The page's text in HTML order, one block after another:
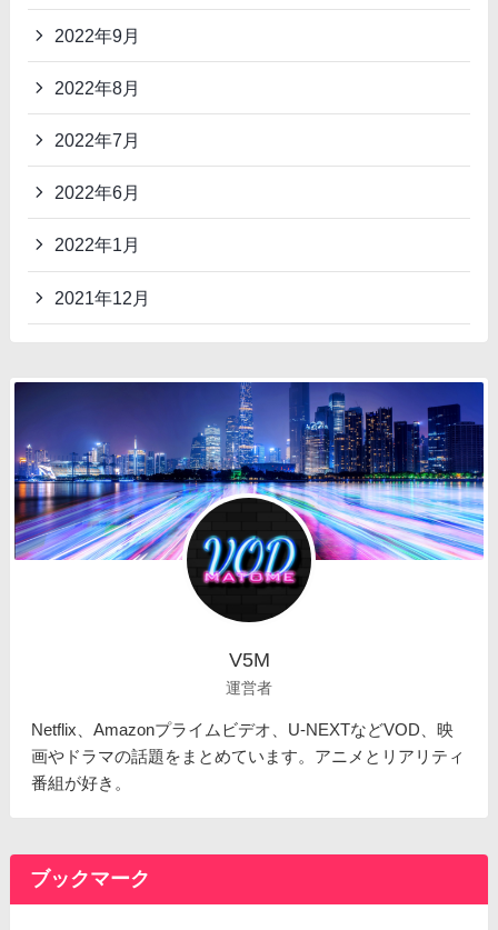
2022年9月
2022年8月
2022年7月
2022年6月
2022年1月
2021年12月
V5M
運営者
Netflix、Amazonプライムビデオ、U-NEXTなどVOD、映
画やドラマの話題をまとめています。アニメとリアリティ
番組が好き。
ブックマーク